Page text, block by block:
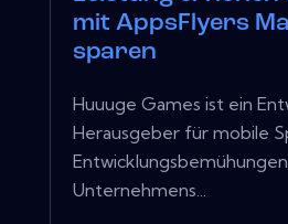
mit AppsFlyers
sparen
Huuuge Games ist ein
Herausgeber für mobile
Unternehmens...